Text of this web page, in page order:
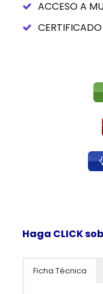
ACCESO A
Haga CLICK
Ficha Técnica